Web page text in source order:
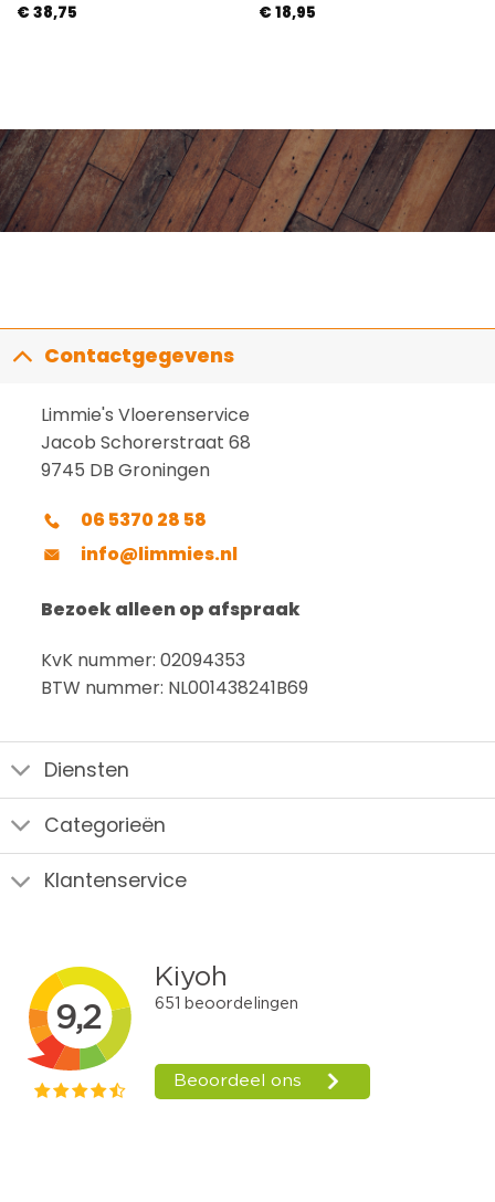
€ 38,75 € 18,95
Contactgegevens
Limmie's Vloerenservice
Jacob Schorerstraat 68
9745 DB Groningen
06 5370 28 58
info@limmies.nl
Bezoek alleen op afspraak
KvK nummer: 02094353
BTW nummer: NL001438241B69
Diensten
Categorieën
Klantenservice